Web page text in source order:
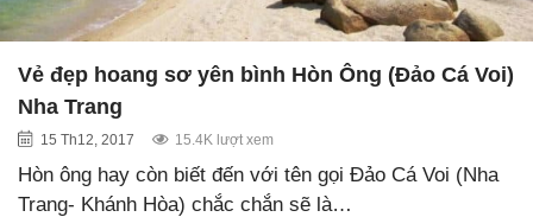
Vẻ đẹp hoang sơ yên bình Hòn Ông (Đảo Cá Voi)
Nha Trang
15 Th12, 2017 15.4K lượt xem
Hòn ông hay còn biết đến với tên gọi Đảo Cá Voi (Nha
Trang- Khánh Hòa) chắc chắn sẽ là…